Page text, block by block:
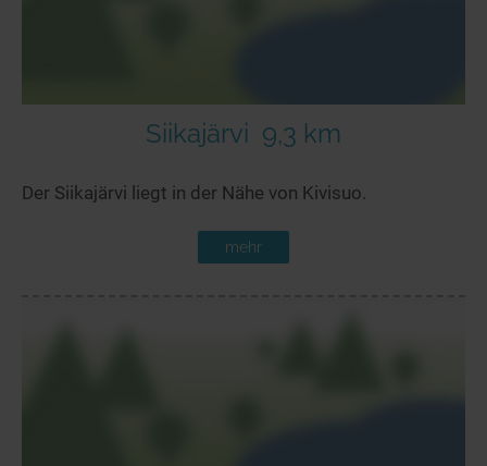
Siikajärvi 9,3 km
Der Siikajärvi liegt in der Nähe von Kivisuo.
mehr